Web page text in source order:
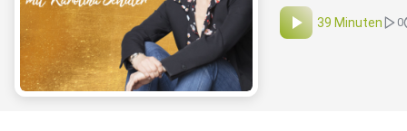
39 Minuten 0